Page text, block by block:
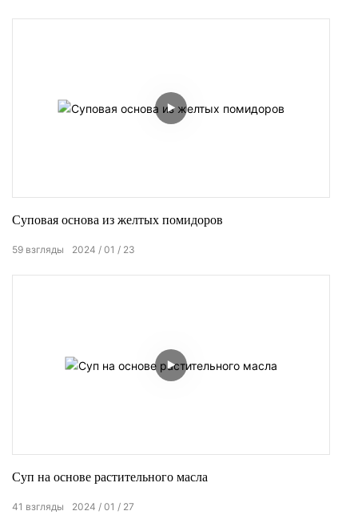
Суповая основа из желтых помидоров
2024 01 23
59 взгляды
Суп на основе растительного масла
2024 01 27
41 взгляды